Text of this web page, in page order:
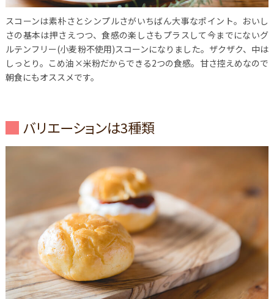
スコーンは素朴さとシンプルさがいちばん大事なポイント。おいし
さの基本は押さえつつ、食感の楽しさもプラスして今までにないグ
ルテンフリー(小麦粉不使用)スコーンになりました。ザクザク、中は
しっとり。こめ油×米粉だからできる2つの食感。甘さ控えめなので
朝食にもオススメです。
バリエーションは3種類